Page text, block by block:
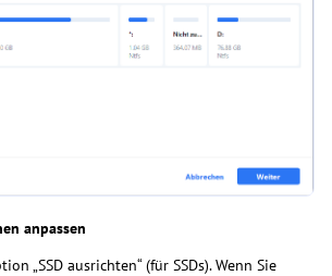
anpassen
„SSD ausrichten“ (für SSDs). Wenn Sie